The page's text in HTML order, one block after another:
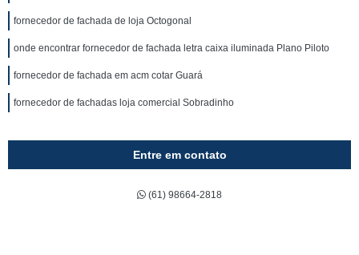
fornecedor de fachada de loja Octogonal
onde encontrar fornecedor de fachada letra caixa iluminada Plano Piloto
fornecedor de fachada em acm cotar Guará
fornecedor de fachadas loja comercial Sobradinho
Entre em contato
(61) 98664-2818